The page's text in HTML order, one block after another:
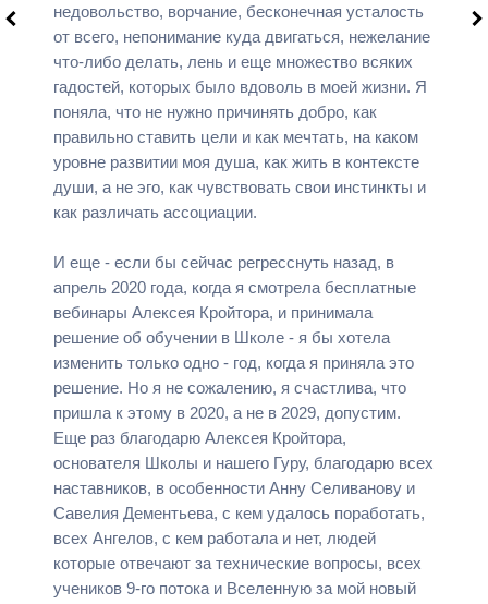
недовольство, ворчание, бесконечная усталость
от всего, непонимание куда двигаться, нежелание
что-либо делать, лень и еще множество всяких
гадостей, которых было вдоволь в моей жизни. Я
поняла, что не нужно причинять добро, как
правильно ставить цели и как мечтать, на каком
уровне развитии моя душа, как жить в контексте
души, а не эго, как чувствовать свои инстинкты и
как различать ассоциации.
И еще - если бы сейчас регресснуть назад, в
апрель 2020 года, когда я смотрела бесплатные
вебинары Алексея Кройтора, и принимала
решение об обучении в Школе - я бы хотела
изменить только одно - год, когда я приняла это
решение. Но я не сожалению, я счастлива, что
пришла к этому в 2020, а не в 2029, допустим.
Еще раз благодарю Алексея Кройтора,
основателя Школы и нашего Гуру, благодарю всех
наставников, в особенности Анну Селиванову и
Савелия Дементьева, с кем удалось поработать,
всех Ангелов, с кем работала и нет, людей
которые отвечают за технические вопросы, всех
учеников 9-го потока и Вселенную за мой новый